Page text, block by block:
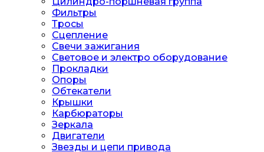
Фильтры
Тросы
Сцепление
Свечи зажигания
Световое и электро оборудование
Прокладки
Опоры
Обтекатели
Крышки
Карбюраторы
Зеркала
Двигатели
Звезды и цепи привода